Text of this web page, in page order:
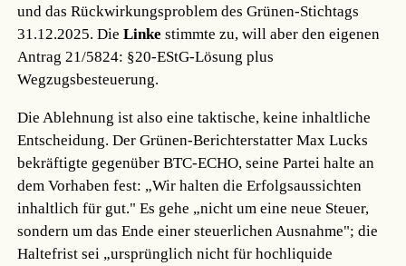
und das Rückwirkungsproblem des Grünen-Stichtags
31.12.2025. DieLinke stimmte zu, will aber den eigenen
Antrag 21/5824: §20-EStG-Lösung plus
Wegzugsbesteuerung.
Die Ablehnung ist also eine taktische, keine inhaltliche
Entscheidung. Der Grünen-Berichterstatter Max Lucks
bekräftigte gegenüber BTC-ECHO, seine Partei halte an
dem Vorhaben fest: „Wir halten die Erfolgsaussichten
inhaltlich für gut." Es gehe „nicht um eine neue Steuer,
sondern um das Ende einer steuerlichen Ausnahme"; die
Haltefrist sei „ursprünglich nicht für hochliquide